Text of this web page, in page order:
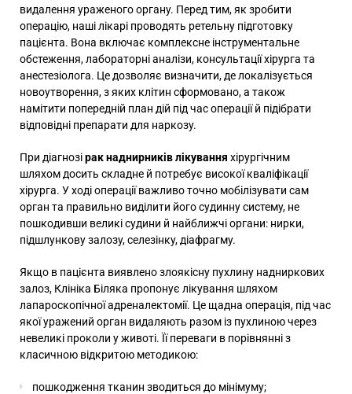
видалення ураженого органу. Перед тим, як зробити
операцію, наші лікарі проводять ретельну підготовку
пацієнта. Вона включає комплексне інструментальне
обстеження, лабораторні аналізи, консультації хірурга та
анестезіолога. Це дозволяє визначити, де локалізується
новоутворення, з яких клітин сформовано, а також
намітити попередній план дій під час операції й підібрати
відповідні препарати для наркозу.
При діагнозірак наднирників лікування хірургічним
шляхом досить складне й потребує високої кваліфікації
хірурга. У ході операції важливо точно мобілізувати сам
орган та правильно виділити його судинну систему, не
пошкодивши великі судини й найближчі органи: нирки,
підшлункову залозу, селезінку, діафрагму.
Якщо в пацієнта виявлено ​​злоякісну пухлину надниркових
залоз, Клініка Біляка пропонує лікування шляхом
лапароскопічної адреналектомії. Це щадна операція, під час
якої уражений орган видаляють разом із пухлиною через
невеликі проколи у животі. Її переваги в порівнянні з
класичною відкритою методикою:
пошкодження тканин зводиться до мінімуму;